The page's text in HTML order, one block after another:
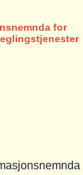
for